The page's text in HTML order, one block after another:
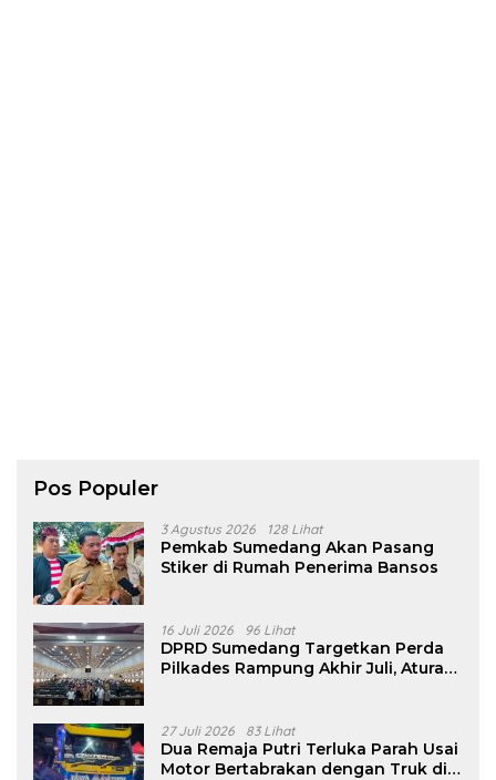
Pos Populer
3 Agustus 2026 128 Lihat
Pemkab Sumedang Akan Pasang
Stiker di Rumah Penerima Bansos
16 Juli 2026 96 Lihat
DPRD Sumedang Targetkan Perda
Pilkades Rampung Akhir Juli, Aturan
27 Juli 2026 83 Lihat
Dua Remaja Putri Terluka Parah Usai
Motor Bertabrakan dengan Truk di